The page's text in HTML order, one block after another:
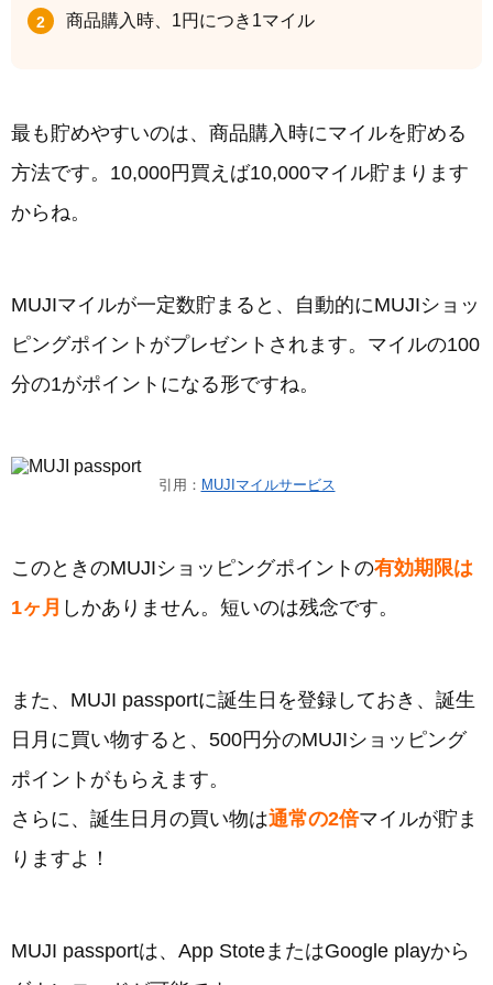
商品購入時、1円につき1マイル
最も貯めやすいのは、商品購入時にマイルを貯める
方法です。10,000円買えば10,000マイル貯まります
からね。
MUJIマイルが一定数貯まると、自動的にMUJIショッ
ピングポイントがプレゼントされます。マイルの100
分の1がポイントになる形ですね。
引用： MUJIマイルサービス
このときのMUJIショッピングポイントの有効期限は
1ヶ月 しかありません。短いのは残念です。
また、MUJI passportに誕生日を登録しておき、誕生
日月に買い物すると、500円分のMUJIショッピング
ポイントがもらえます。
さらに、誕生日月の買い物は通常の2倍マイルが貯ま
りますよ！
MUJI passportは、App StoteまたはGoogle playから